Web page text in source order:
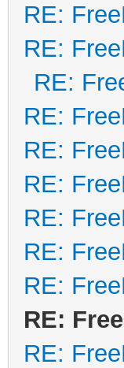
RE:
RE:
RE:
RE:
RE:
RE:
RE:
RE:
RE:
RE:
RE: